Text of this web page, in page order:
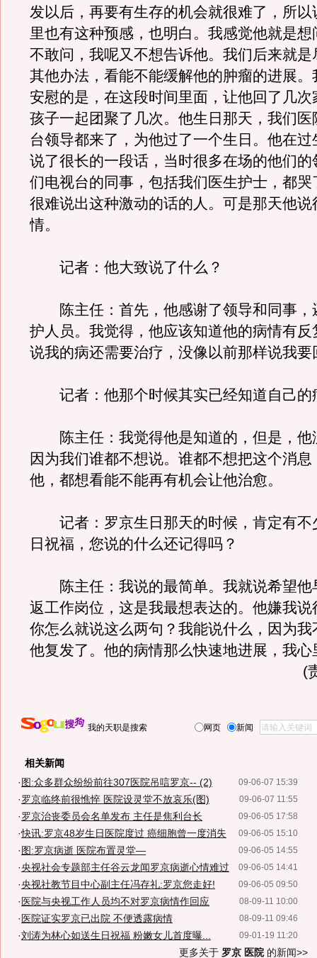
发以后，再要有生存的机会就很难了，所以
里也有这种预感，也明白。我感觉他就是
不敢问，我呢又不想告诉他。我们后来就是
其他办法，看能不能缓解他的肿瘤的进展。
安慰的是，在这段时间里面，让他回了几次
孩子一起团聚了几次。他生日那天，我们医
台领导都来了，为他过了一个生日。他在
说了很长的一段话，当时很多在场的他们的
们电视台的同事，包括我们医生护士，都哭
很难说出这种激动的话的人。可是那天他说
情。
记者：他大致说了什么？
陈主任：首先，他感谢了领导和同事，
护人员。我觉得，他应该知道他的病情有反
说我的病还需要治疗，没像以前那样说我要
记者：他那个时候其实已经知道自己的
陈主任：我觉得他是知道的，但是，他
因为我们谁都不想说。谁都不想把这个消
他，都想看能不能再有机会让他治愈。
记者：罗京生日那天的时候，肯定有不
日祝福，您说的什么还记得吗？
陈主任：我说的最简单。我就说希望他
返工作岗位，这是我最想表达的。他嫌我说
你怎么就说这么两句？我能说什么，因为我
他复发了。他的病情那么快速地进展，我心
(
我的天职是搜索 网页 新闻
相关新闻
09-06-07 15:39
· 图:众多群众纷纷前往307医院吊唁罗京-- (2)
09-06-07 11:55
·罗京临终前很憔悴 医院设灵堂不放哀乐(图)
09-06-05 17:58
·罗京治丧委员会名单发布 主任是焦利台长
09-06-05 15:10
·快讯:罗京48岁生日医院度过 癌细胞曾一度消失
09-06-05 14:55
· 图:罗京病逝 医院布置灵堂—
09-06-05 14:41
·央视社会专题部主任谷云龙闻罗京病逝心情难过
09-06-05 09:50
·央视社教节目中心副主任冯存礼:罗京您走好!
08-09-11 10:00
· 医院与央视工作人员均不对罗京病情作回应
08-09-11 09:46
· 医院证实罗京已出院 不便透露病情
09-01-19 11:20
·刘涛为林心如送生日祝福 粉嫩女儿首度曝...
更多关于 罗京 医院的新闻>>